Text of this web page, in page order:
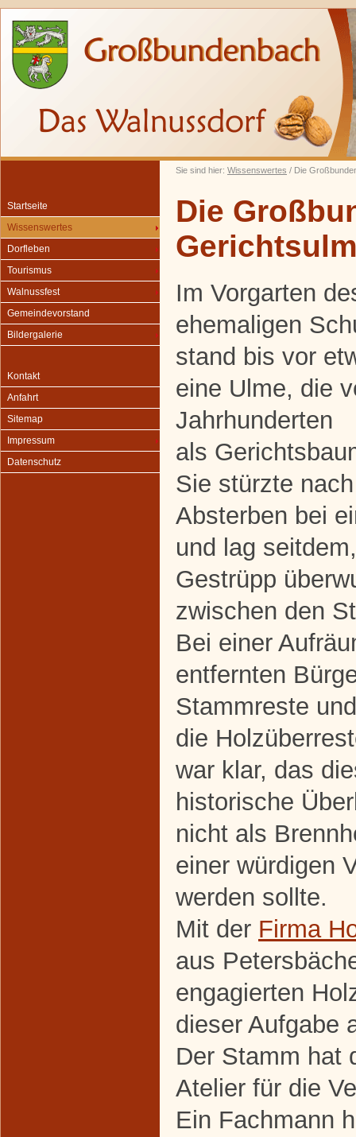
Sie sind hier: Wissenswertes / Die
Startseite
Wissenswertes
Dorfleben
Tourismus
Walnussfest
Gemeindevorstand
Bildergalerie
Kontakt
Anfahrt
Sitemap
Impressum
Datenschutz
Die
Im Vorgarten
ehemaligen
stand bis vor
eine Ulme, die
Jahrhunderten
als
Sie stürzte
Absterben bei
und lag
Gestrüpp
zwischen den
Bei einer
entfernten
Stammreste
die
war klar, das
historische
nicht als
einer würdigen
werden sollte.
Mit der Firma
aus
engagierten
dieser Aufgabe
Der Stamm hat
Atelier für die
Ein Fachmann